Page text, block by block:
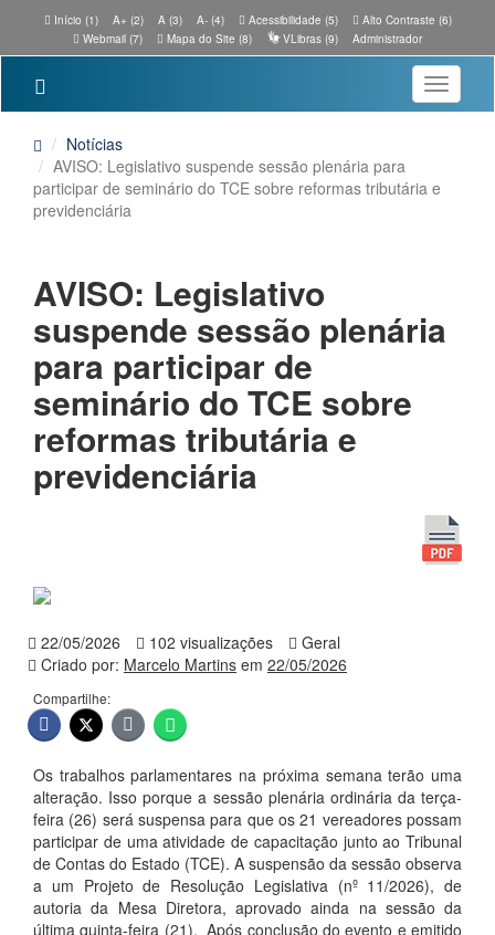
Início (1) A+ (2) A (3) A- (4) Acessibilidade (5)
Alto Contraste (6)
Webmail (7)
Mapa do Site (8) VLibras (9) Administrador
Toggle
Notícias
AVISO: Legislativo suspende sessão plenária para
participar de seminário do TCE sobre reformas tributária e
previdenciária
AVISO: Legislativo
suspende sessão plenária
para participar de
seminário do TCE sobre
reformas tributária e
previdenciária
22/05/2026 102 visualizações
Geral
Criado por: Marcelo Martins em 22/05/2026
Compartilhe:
Os trabalhos parlamentares na próxima semana terão uma
alteração. Isso porque a sessão plenária ordinária da terça-
feira (26) será suspensa para que os 21 vereadores possam
participar de uma atividade de capacitação junto ao Tribunal
de Contas do Estado (TCE). A suspensão da sessão observa
a um Projeto de Resolução Legislativa (nº 11/2026), de
autoria da Mesa Diretora, aprovado ainda na sessão da
última quinta-feira (21). Após conclusão do evento e emitido